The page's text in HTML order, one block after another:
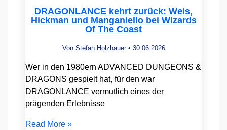
DRAGONLANCE kehrt zurück: Weis,
Hickman und Manganiello bei Wizards
Of The Coast
Von Stefan Holzhauer • 30.06.2026
Wer in den 1980ern ADVANCED DUNGEONS &
DRAGONS gespielt hat, für den war
DRAGONLANCE vermutlich eines der
prägenden Erlebnisse
Read More »